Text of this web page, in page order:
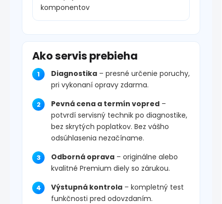
komponentov
Ako servis prebieha
Diagnostika – presné určenie poruchy,
pri vykonaní opravy zdarma.
Pevná cena a termín vopred –
potvrdí servisný technik po diagnostike,
bez skrytých poplatkov. Bez vášho
odsúhlasenia nezačíname.
Odborná oprava – originálne alebo
kvalitné Premium diely so zárukou.
Výstupná kontrola – kompletný test
funkčnosti pred odovzdaním.